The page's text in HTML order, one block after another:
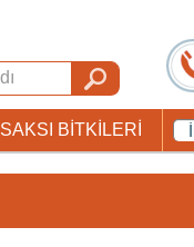
SAKSI BİTKİLERİ